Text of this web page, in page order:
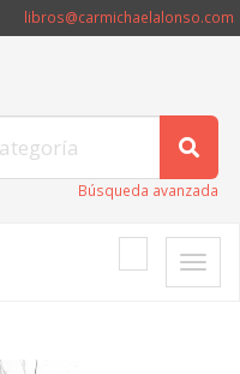
libros@carmichaelalonso.com
Búsqueda avanzada
Toggle